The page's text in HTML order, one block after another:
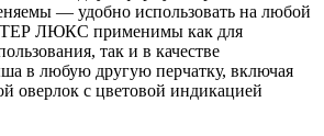
— удобно использовать на любой
ЛЮКС применимы как для
так и в качестве
в любую другую перчатку, включая
оверлок с цветовой индикацией